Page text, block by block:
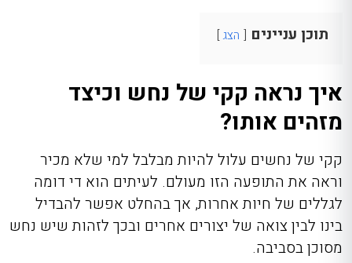
תוכן עניינים הצג
איך נראה קקי של נחש וכיצד
מזהים אותו?
קקי של נחשים עלול להיות מבלבל למי שלא מכיר
וראה את התופעה הזו מעולם. לעיתים הוא די דומה
לגללים של חיות אחרות, אך בהחלט אפשר להבדיל
בינו לבין צואה של יצורים אחרים ובכך לזהות שיש נחש
מסוכן בסביבה.